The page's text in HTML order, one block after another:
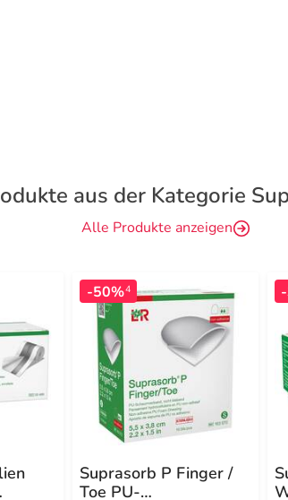
aus der Kategorie
Alle Produkte anzeigen
-50%4
Suprasorb P Finger /
Toe PU-